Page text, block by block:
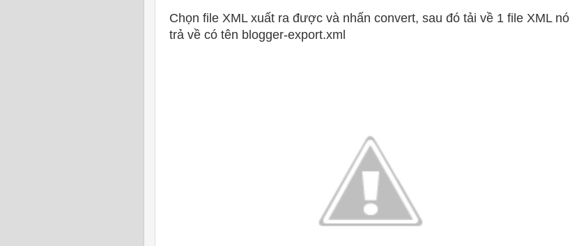
Chọn file XML xuất ra được và nhấn convert, sau đó tải về 1 file XML nó
trả về có tên blogger-export.xml